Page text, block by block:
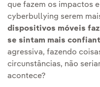
que fazem os impactos
cyberbullying serem
dispositivos móveis
se sintam mais
agressiva, fazendo
circunstâncias, não
acontece?